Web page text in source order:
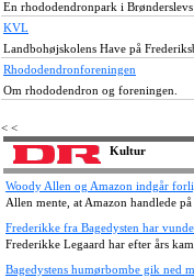
En rhododendronpark i Brønderslevs
KVL
Landbohøjskolens Have på
Rhododendronforeningen
Om rhododendron og foreningen.
< <
Kultur
Woody Allen og Amazon indgår
Allen mente, at Amazon handlede
Frederikke fra Bagedysten har
Frederikke Legaard har efter års
Bagedystens humørbombe gik ned